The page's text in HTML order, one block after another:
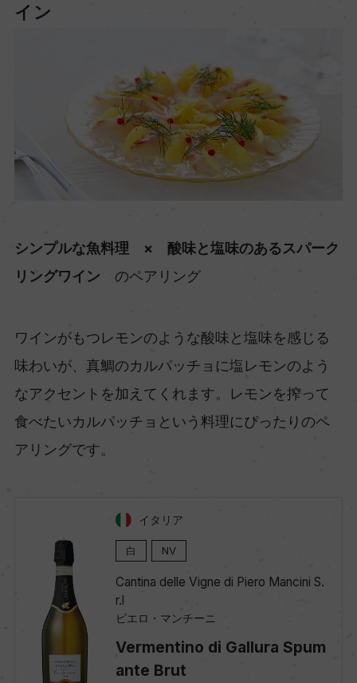
イン
シンプルな魚料理 × 酸味と塩味のあるスパーク
リングワイン のペアリング
ワインがもつレモンのような酸味と塩味を感じる
味わいが、真鯛のカルパッチョに塩レモンのよう
なアクセントを加えてくれます。レモンを搾って
食べたいカルパッチョという料理にぴったりのペ
アリングです。
イタリア
白 NV
Cantina delle Vigne di Piero Mancini S.
r.l
ピエロ・マンチーニ
Vermentino di Gallura Spum
ante Brut